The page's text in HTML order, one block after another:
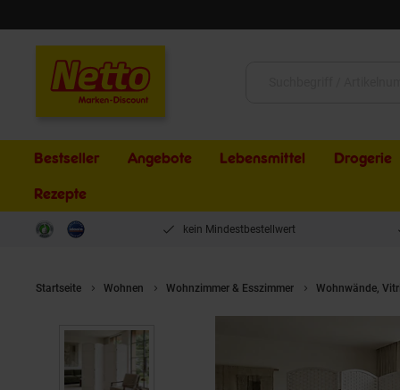
Bestseller Angebote Lebensmittel Drogerie
Rezepte
kein Mindestbestellwert
Startseite Wohnen Wohnzimmer & Esszimmer Wohnwände,